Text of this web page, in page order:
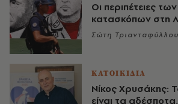
Οι περιπέτειες
κατασκόπων στη
Σώτη Τριανταφύλλου
ΚΑΤΟΙΚΙΔΙΑ
Νίκος Χρυσάκης:
είναι τα